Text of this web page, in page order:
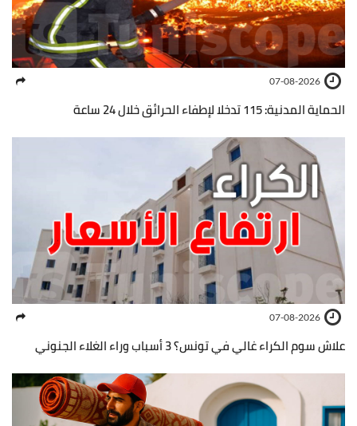
07-08-2026
الحماية المدنية: 115 تدخلا لإطفاء الحرائق خلال 24 ساعة
07-08-2026
علاش سوم الكراء غالي في تونس؟ 3 أسباب وراء الغلاء الجنوني